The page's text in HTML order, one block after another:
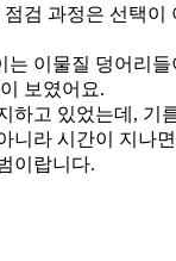
검 과정은 선택이
는 이물질 덩어리들
보였어요.
하고 있었는데, 기
니라 시간이 지나
이랍니다.